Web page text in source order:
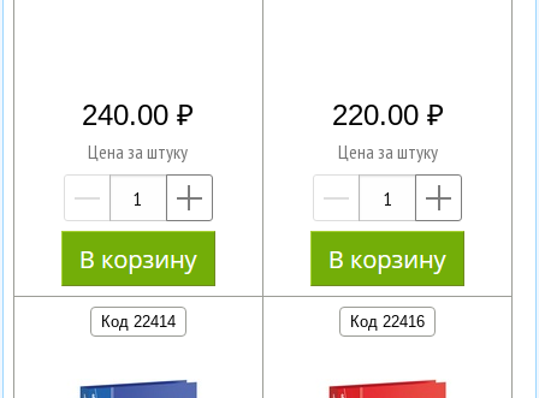
240.00
Цена за штуку
—
220.00
Цена за штуку
—
Код 22414 Код 22416